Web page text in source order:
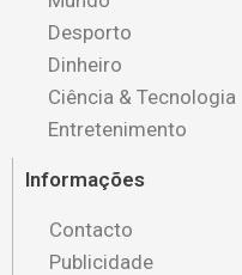
Desporto
Dinheiro
Ciência & Tecnologia
Entretenimento
Informações
Contacto
Publicidade